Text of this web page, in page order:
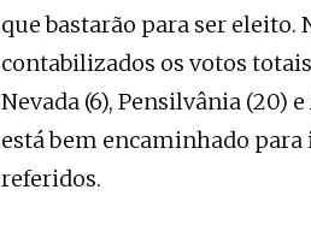
que bastarão para ser
contabilizados os votos
Nevada (6), Pensilvânia (20)
está bem encaminhado para
referidos.